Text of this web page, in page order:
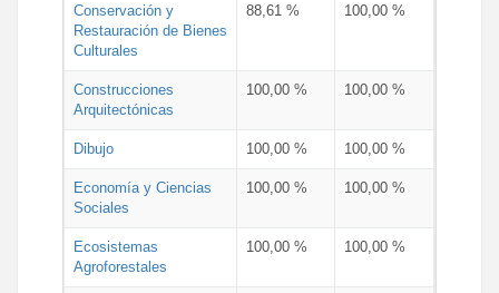
Conservación y
Restauración de Bienes
Culturales
88,61 % 100,00 %
Construcciones
Arquitectónicas
100,00 % 100,00 %
Dibujo 100,00 % 100,00 %
Economía y Ciencias
Sociales
100,00 % 100,00 %
Ecosistemas
Agroforestales
100,00 % 100,00 %